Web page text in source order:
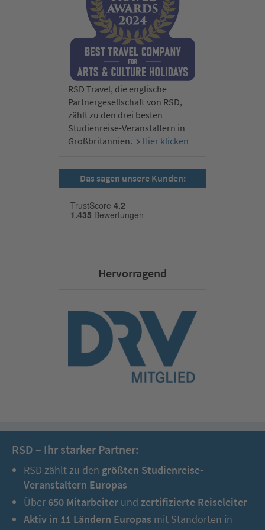
Kulturhauptstadt 2019. Sie ist berühmt für ihre einzigartigen
historischen Stätten wie das antike römische Theater und das
wir die faszinierende thrakische Grabstätte besichtigen. Dieses
Sterne-Unterkunft beziehen.
Altstadt Nessebar (UNESCO-Welterbe) & Warna
mit Kathedrale, Nekropolis und Museum
RSD Travel, die englische
Partnergesellschaft von RSD,
zählt zu den drei besten
Studienreise-Veranstaltern in
Großbritannien.
Hier klicken
Das sagen unsere Kunden:
Hervorragend
RSD – Ihr starker Partner:
RSD zählt zu den größten Studienreise-
Veranstaltern Europas
Über 650 Mitarbeiter und zertifizierte Reiseleiter
Aktiv in 11 Ländern Europas mit Standorten in